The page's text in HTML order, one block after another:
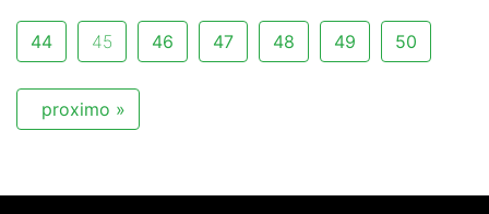
44 45 46 47 48 49 50
proximo »